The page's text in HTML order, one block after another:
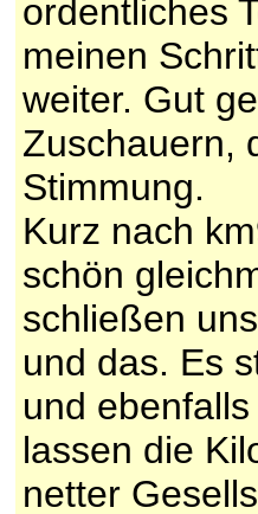
ordentliches
meinen
weiter. Gut
Zuschauern,
Stimmung.
Kurz nach
schön
schließen
und das. Es
und
lassen die
netter